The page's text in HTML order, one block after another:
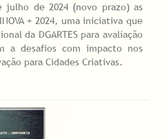
julho de 2024 (novo prazo) as
+ 2024, uma iniciativa que
da DGARTES para avaliação
a desafios com impacto nos
para Cidades Criativas.